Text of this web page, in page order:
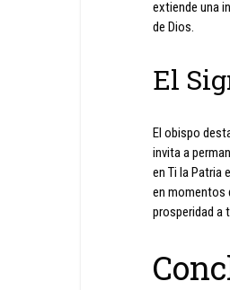
extiende una
de Dios.
El
El obispo
invita a
en Ti la Patria
en momentos
prosperidad a